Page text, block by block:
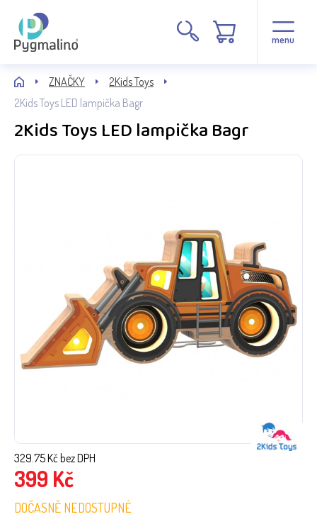
menu
ZNAČKY
2Kids Toys
2Kids Toys LED lampička Bagr
2Kids Toys LED lampička Bagr
329.75Kč bez DPH
399 Kč
DOČASNĚ NEDOSTUPNÉ